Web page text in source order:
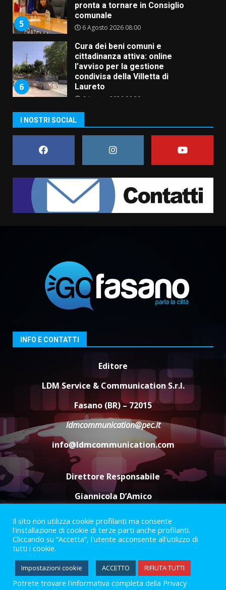
5
pronta a tornare in Consiglio
comunale
6 Agosto 2026 08:00
6
Cura dei beni comuni e
cittadinanza attiva: online
l’avviso per la gestione
condivisa della Villetta di
Laureto
6 Agosto 2026 06:20
assoluta de “L’Albergo
Belvedere. Il rapimento”
6 Agosto 2026 06:15
1
Rivoluzione”: nuovo
appuntamento con “Fasano in
Banda”
campionato di calcio”
7 Agosto 2026 06:00
3
Fasanese ferito a colpi di arma
6 Agosto 2026 18:13
Carta d’identità: continua il piano
di aperture straordinarie del
Comune di Fasano
6 Agosto 2026 14:16
Grazia Neglia, coordinatrice
cittadina di Fratelli d’Italia,
pronta a tornare in Consiglio
comunale
6 Agosto 2026 08:00
I NOSTRI SOCIAL
INFO E CONTATTI
Editore
LDM Service & Communication S.r.l.
Fasano (BR) – 72015
ldmcommunication@pec.it
info@ldmcommunication.com
Direttore Responsabile
Giannicola D’Amico
Termini e Condizioni
Privacy Policy
Informazioni Legali
Facebook
Instagram
Youtube
2023 © Gofasano|Powered byCreativestudio
Il sito non utilizza cookie profilanti ma consente
l'installazione di cookie di terze parti anche profilanti.
Cliccando su “Accetta”, l'utente acconsente all'utilizzo di
tutti i cookie.
Impostazioni cookie ACCETTO RIFIUTA TUTTI
Potrete trovare l'informativa completa della Privacy